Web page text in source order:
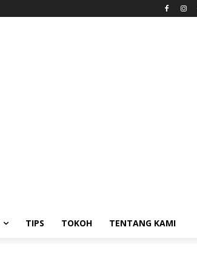
TIPS TOKOH TENTANG KAMI